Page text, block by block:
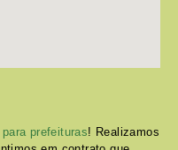
prefeituras! Realizamos